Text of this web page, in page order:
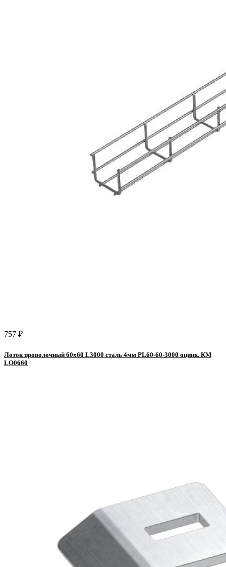
757 ₽
Лоток проволочный 60х60 L3000 сталь 4мм PL60-60-3000 оцинк. КМ
LO0660